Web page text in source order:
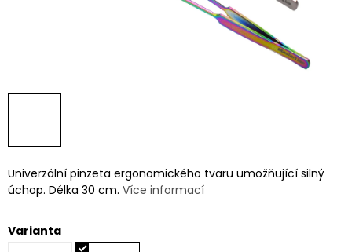
Univerzální pinzeta ergonomického tvaru umožňující silný
úchop. Délka 30 cm. Více informací
Varianta